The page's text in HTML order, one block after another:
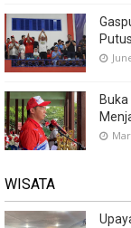
Buka
WISATA